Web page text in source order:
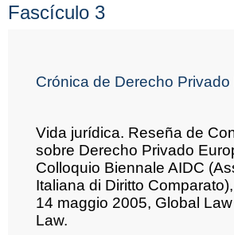
Fascículo 3
Crónica de Derecho Privado
Vida jurídica. Reseña de
sobre Derecho Privado
Colloquio Biennale AIDC
Italiana di Diritto
14 maggio 2005, Global Law
Law.